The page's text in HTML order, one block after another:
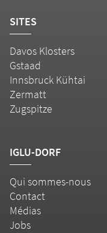
SITES
Davos Klosters
Gstaad
Innsbruck Kühtai
Zermatt
Zugspitze
IGLU-DORF
Qui sommes-nous
Contact
Médias
Jobs